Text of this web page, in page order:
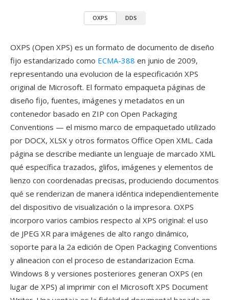
OXPS DDS
OXPS (Open XPS) es un formato de documento de diseño
fijo estandarizado como ECMA-388 en junio de 2009,
representando una evolucion de la especificación XPS
original de Microsoft. El formato empaqueta páginas de
diseño fijo, fuentes, imágenes y metadatos en un
contenedor basado en ZIP con Open Packaging
Conventions — el mismo marco de empaquetado utilizado
por DOCX, XLSX y otros formatos Office Open XML. Cada
página se describe mediante un lenguaje de marcado XML
qué específica trazados, glifos, imágenes y elementos de
lienzo con coordenadas precisas, produciendo documentos
qué se renderizan de manera idéntica independientemente
del dispositivo de visualización o la impresora. OXPS
incorporo varios cambios respecto al XPS original: el uso
de JPEG XR para imágenes de alto rango dinámico,
soporte para la 2a edición de Open Packaging Conventions
y alineacion con el proceso de estandarizacion Ecma.
Windows 8 y versiones posteriores generan OXPS (en
lugar de XPS) al imprimir con el Microsoft XPS Document